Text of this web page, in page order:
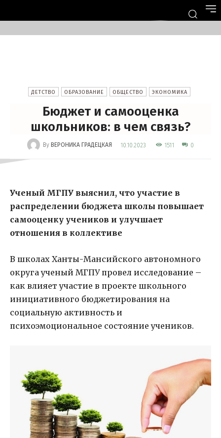
ДЕТСТВО ОБРАЗОВАНИЕ ОБЩЕСТВО ЭКОНОМИКА
Бюджет и самооценка
школьников: в чем связь?
By ВЕРОНИКА ГРАДЕЦКАЯ 10.10.2023 1511 0
Ученый МГПУ выяснил, что участие в
распределении бюджета школы повышает
самооценку учеников и улучшает
отношения в коллективе
В школах Ханты-Мансийского автономного
округа ученый МГПУ провел исследование –
как влияет участие в проекте школьного
инициативного бюджетирования на
социальную активность и
психоэмоциональное состояние учеников.